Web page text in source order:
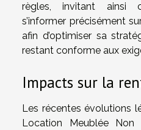
règles, invitant ainsi
s’informer précisément
afin d’optimiser sa
restant conforme aux
Impacts sur la
Les récentes évolutions
Location Meublée Non